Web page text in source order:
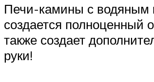
Печи-камины с водяным
создается полноценный
также создает
руки!